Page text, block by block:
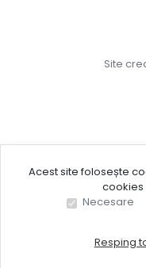
Site
Acest site folosește
cookies
Necesare
Resping